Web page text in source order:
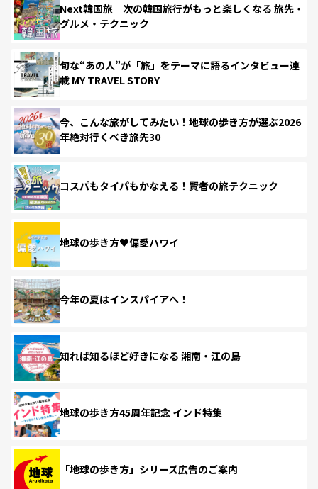
Next韓国旅 次の韓国旅行がもっと楽しくなる 旅先・
グルメ・テクニック
旬な“あの人”が「旅」をテーマに語るインタビュー連
載 MY TRAVEL STORY
今、こんな旅がしてみたい！地球の歩き方が選ぶ2026
年絶対行くべき旅先30
コスパもタイパもかなえる！賢者の旅テクニック
地球の歩き方♥偏愛ハワイ
今年の夏はインスパイアへ！
知れば知るほど好きになる 湘南・江の島
地球の歩き方45周年記念 インド特集
「地球の歩き方」シリーズ広告のご案内